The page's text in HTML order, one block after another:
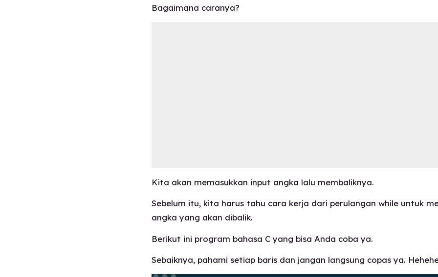
Bagaimana caranya?
Kita akan memasukkan input angka lalu membaliknya.
Sebelum itu, kita harus tahu cara kerja dari perulangan while untuk
angka yang akan dibalik.
Berikut ini program bahasa C yang bisa Anda coba ya.
Sebaiknya, pahami setiap baris dan jangan langsung copas ya.